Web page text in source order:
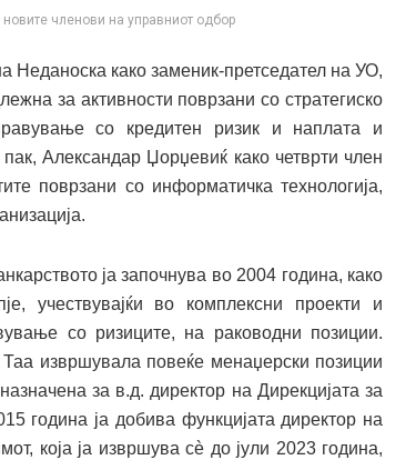
членови на управниот одбор
Неданоска како заменик-претседател на УО,
за активности поврзани со стратегиско
со кредитен ризик и наплата и
Александар Џорџевиќ како четврти член
поврзани со информатичка технологија,
ја започнува во 2004 година, како
учествувајќи во комплексни проекти и
со ризиците, на раководни позиции.
извршувала повеќе менаџерски позиции
за в.д. директор на Дирекцијата за
година ја добива функцијата директор на
која ја извршува сè до јули 2023 година,